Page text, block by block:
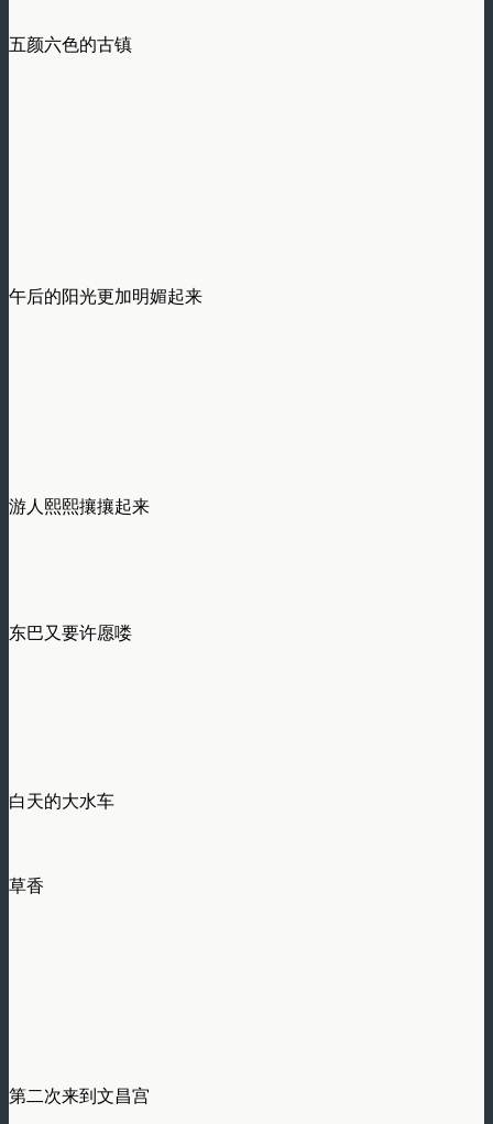
五颜六色的古镇
午后的阳光更加明媚起来
游人熙熙攘攘起来
东巴又要许愿喽
白天的大水车
草香
第二次来到文昌宫